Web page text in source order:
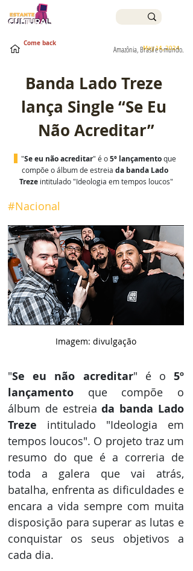
May 14, 2024
Amazônia, Brasil e o mundo.
Come back
Banda Lado Treze
lança Single “Se Eu
Não Acreditar”
"Se eu não acreditar" é o 5º lançamento que
compõe o álbum de estreia da banda Lado
Treze intitulado "Ideologia em tempos loucos"
#Nacional
Imagem: divulgação
"Se eu não acreditar" é o 5º
lançamento que compõe o
álbum de estreia da banda Lado
Treze intitulado "Ideologia em
tempos loucos". O projeto traz um
resumo do que é a correria de
toda a galera que vai atrás,
batalha, enfrenta as dificuldades e
encara a vida sempre com muita
disposição para superar as lutas e
conquistar os seus objetivos a
cada dia.